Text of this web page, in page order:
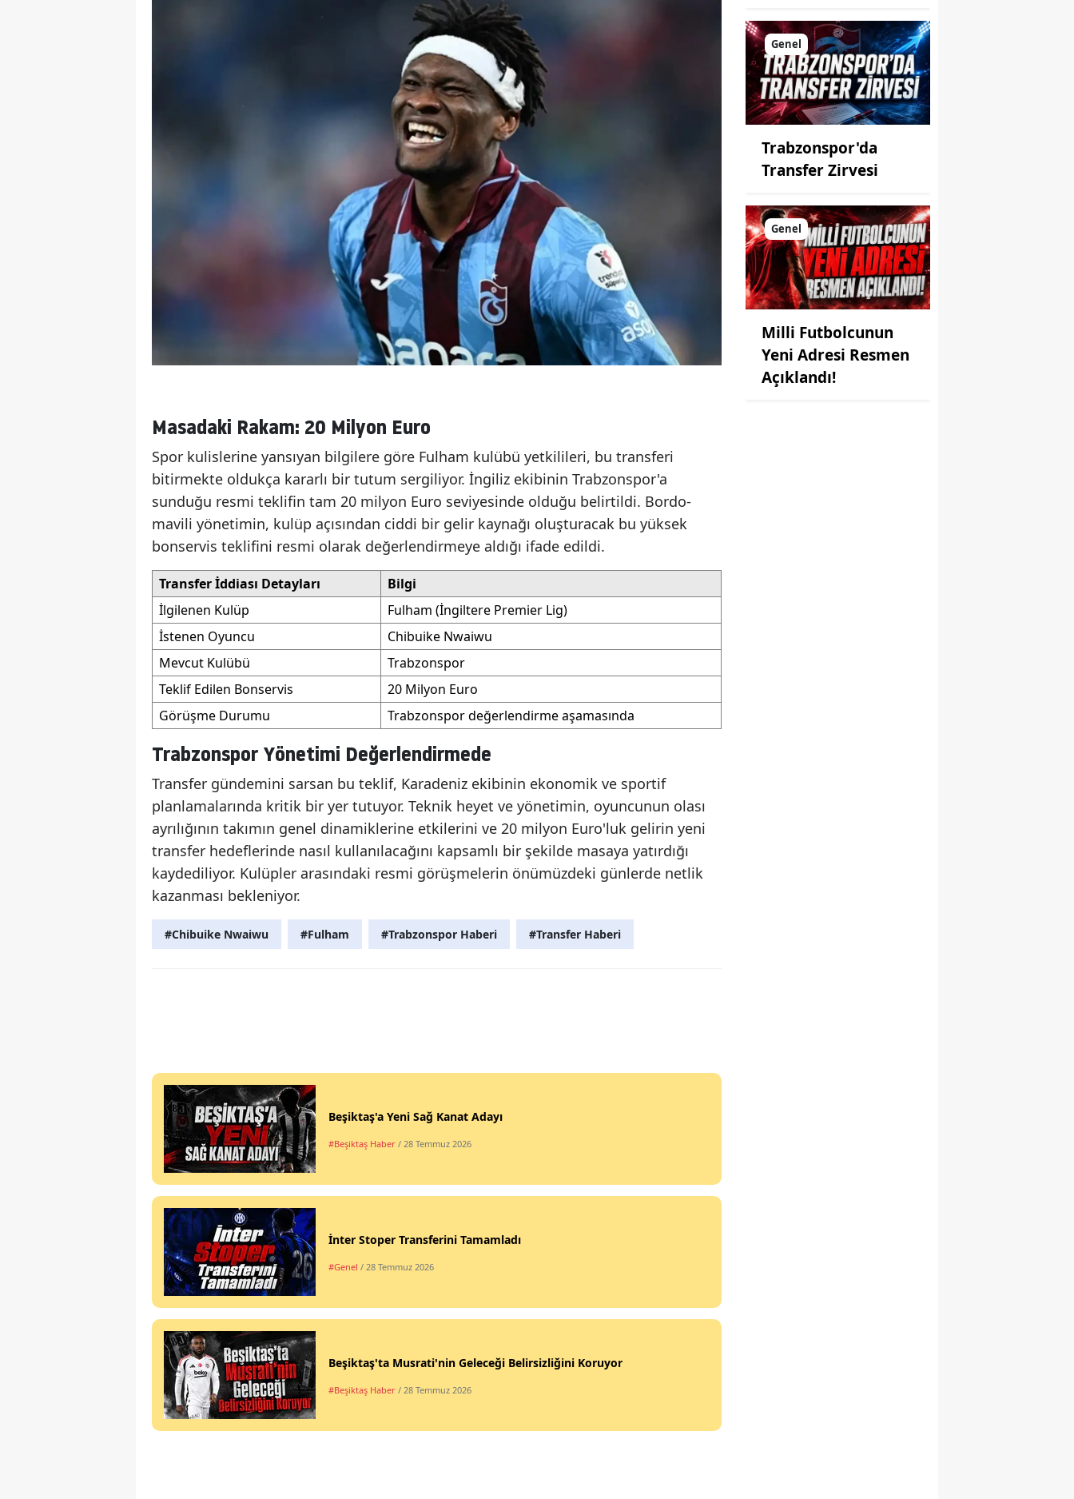
Masadaki Rakam: 20 Milyon Euro
Spor kulislerine yansıyan bilgilere göre Fulham kulübü yetkilileri, bu transferi
bitirmekte oldukça kararlı bir tutum sergiliyor. İngiliz ekibinin Trabzonspor'a
sunduğu resmi teklifin tam 20 milyon Euro seviyesinde olduğu belirtildi. Bordo-
mavili yönetimin, kulüp açısından ciddi bir gelir kaynağı oluşturacak bu yüksek
bonservis teklifini resmi olarak değerlendirmeye aldığı ifade edildi.
Transfer İddiası Detayları
Bilgi
İlgilenen Kulüp
Fulham (İngiltere Premier Lig)
İstenen Oyuncu
Chibuike Nwaiwu
Mevcut Kulübü
Trabzonspor
Teklif Edilen Bonservis
20 Milyon Euro
Görüşme Durumu
Trabzonspor değerlendirme aşamasında
Trabzonspor Yönetimi Değerlendirmede
Transfer gündemini sarsan bu teklif, Karadeniz ekibinin ekonomik ve sportif
planlamalarında kritik bir yer tutuyor. Teknik heyet ve yönetimin, oyuncunun olası
ayrılığının takımın genel dinamiklerine etkilerini ve 20 milyon Euro'luk gelirin yeni
transfer hedeflerinde nasıl kullanılacağını kapsamlı bir şekilde masaya yatırdığı
kaydediliyor. Kulüpler arasındaki resmi görüşmelerin önümüzdeki günlerde netlik
kazanması bekleniyor.
#Chibuike Nwaiwu #Fulham #Trabzonspor Haberi #Transfer Haberi
Beşiktaş'a Yeni Sağ Kanat Adayı
#Beşiktaş Haber / 28 Temmuz 2026
İnter Stoper Transferini Tamamladı
#Genel / 28 Temmuz 2026
Beşiktaş'ta Musrati'nin Geleceği Belirsizliğini Koruyor
#Beşiktaş Haber / 28 Temmuz 2026
Genel
Trabzonspor'da
Transfer Zirvesi
Genel
Milli Futbolcunun
Yeni Adresi Resmen
Açıklandı!